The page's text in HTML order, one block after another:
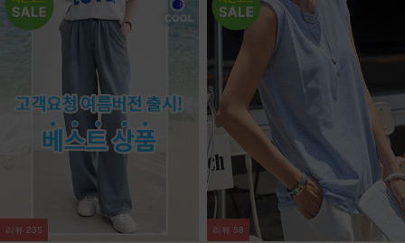
리뷰 235 리뷰 58